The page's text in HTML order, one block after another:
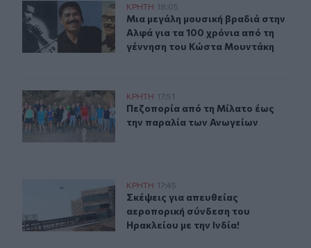
Μια μεγάλη μουσική βραδιά στην Αλφά για τα 100
ΚΡΗΤΗ 18:05
Μια μεγάλη μουσική βραδιά στην
Μια μεγάλη μουσική βραδιά στην
Αλφά για τα 100 χρόνια από τη
γέννηση του Κώστα Μουντάκη
Πεζοπορία από τη Μίλατο έως την παραλία των
ΚΡΗΤΗ 17:51
Πεζοπορία από τη Μίλατο έως την
Πεζοπορία από τη Μίλατο έως
την παραλία των Ανωγείων
Σκέψεις για απευθείας αεροπορική σύνδεση του
ΚΡΗΤΗ 17:45
Σκέψεις για απευθείας
Σκέψεις για απευθείας
αεροπορική σύνδεση του
Ηρακλείου με την Ινδία!